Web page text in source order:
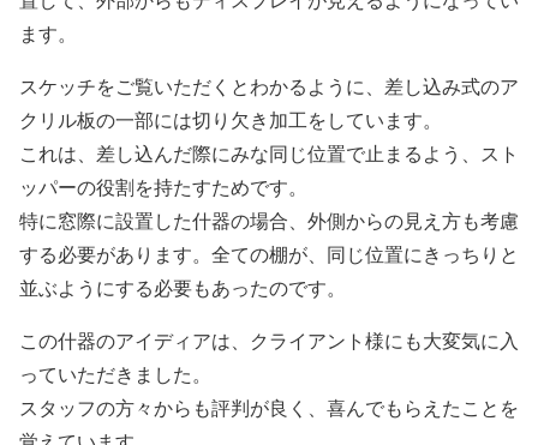
ます。
スケッチをご覧いただくとわかるように、差し込み式のア
クリル板の一部には切り欠き加工をしています。
これは、差し込んだ際にみな同じ位置で止まるよう、スト
ッパーの役割を持たすためです。
特に窓際に設置した什器の場合、外側からの見え方も考慮
する必要があります。全ての棚が、同じ位置にきっちりと
並ぶようにする必要もあったのです。
この什器のアイディアは、クライアント様にも大変気に入
っていただきました。
スタッフの方々からも評判が良く、喜んでもらえたことを